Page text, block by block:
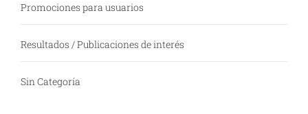
Promociones para usuarios
Resultados / Publicaciones de interés
Sin Categoría